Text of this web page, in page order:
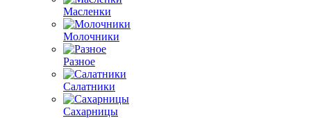
Масленки
Молочники
Разное
Салатники
Сахарницы